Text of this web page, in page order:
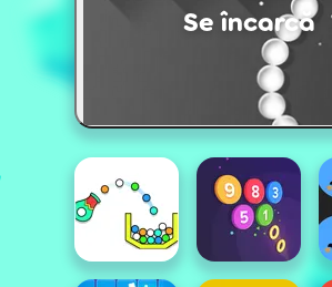
Se încarcă